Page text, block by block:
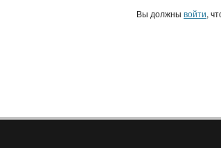
Вы должны войти,